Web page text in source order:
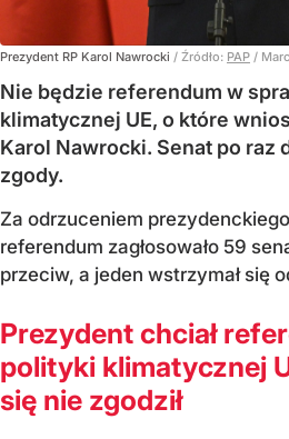
Prezydent RP Karol Nawrocki / Źródło: PAP /
Nie będzie referendum w
klimatycznej UE, o które
Karol Nawrocki. Senat po raz
zgody.
Za odrzuceniem
referendum zagłosowało 59
przeciw, a jeden wstrzymał się
Prezydent chciał
polityki klimatycznej
się nie zgodził